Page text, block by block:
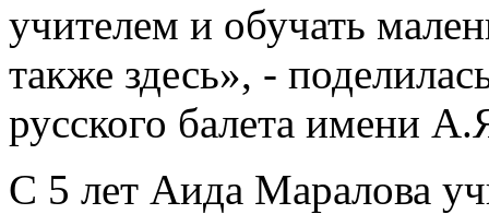
учителем и обучать
также здесь», -
русского балета имени
С 5 лет Аида Маралова